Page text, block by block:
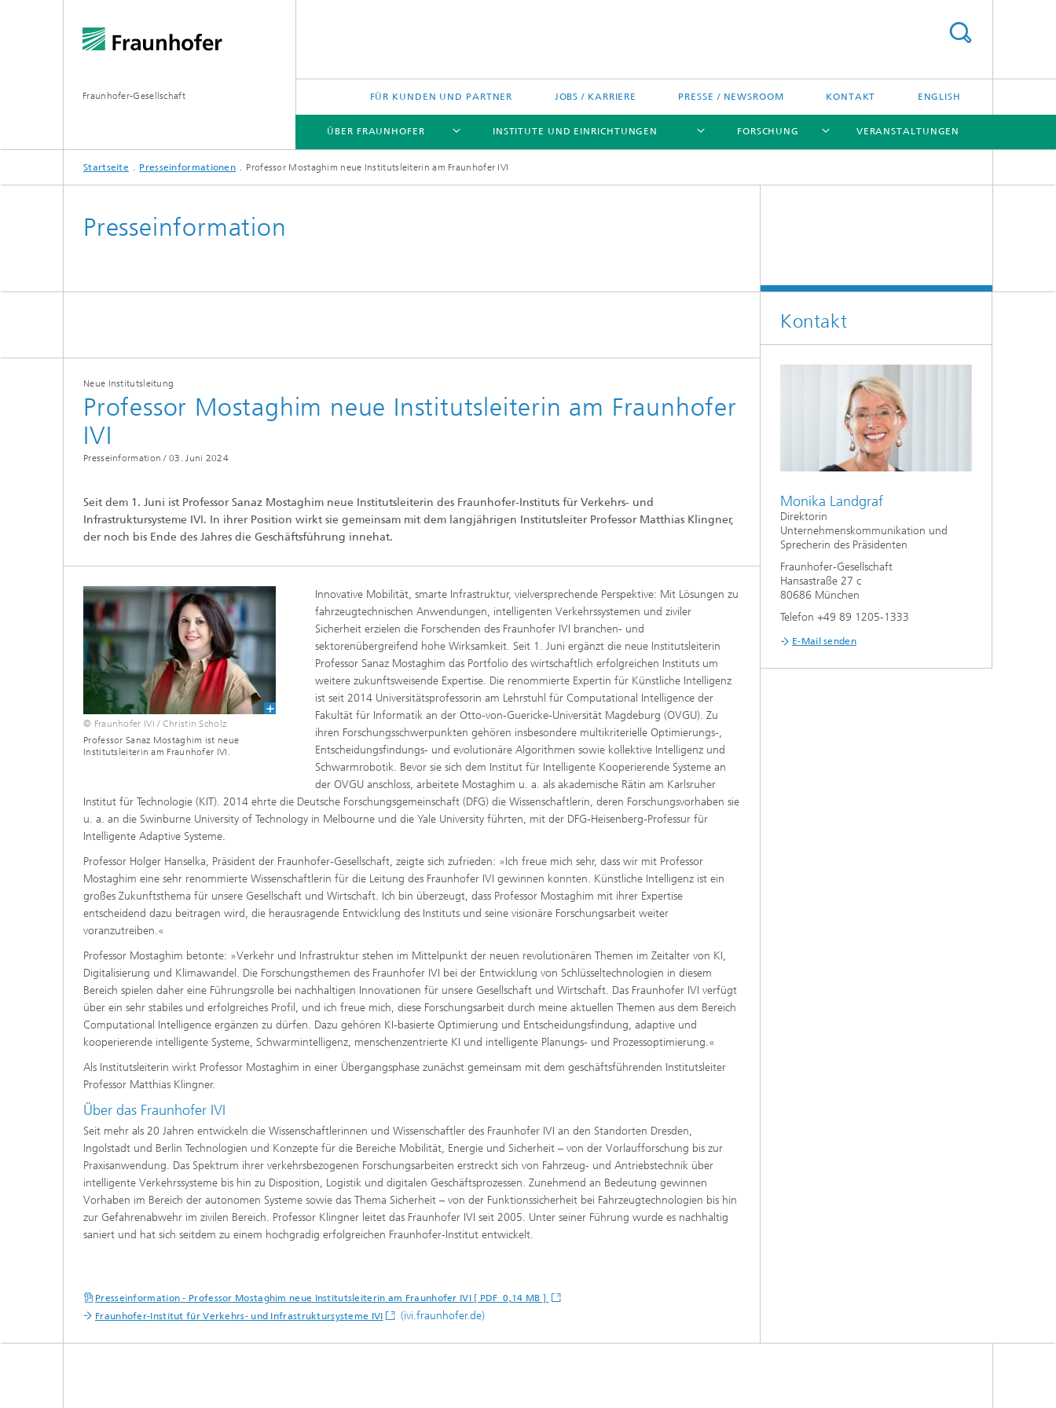
Fraunhofer-Gesellschaft FÜR KUNDEN UND PARTNER JOBS / KARRIERE PRESSE / NEWSROOM KONTAKT ENGLISH
ÜBER FRAUNHOFER
ÜBER FRAUNHOFER
Fraunhofer-Preisverleihung
INSTITUTE UND EINRICHTUNGEN
INSTITUTE UND EINRICHTUNGEN
Fraunhofer-Allianzen Nord- und Südamerika
FORSCHUNG
FORSCHUNG
Leitprojekte
VERANSTALTUNGEN
Startseite Presseinformationen Professor Mostaghim neue Institutsleiterin am Fraunhofer IVI
Presseinformation
Neue Institutsleitung
Professor Mostaghim neue Institutsleiterin am Fraunhofer
IVI
Presseinformation / 03. Juni 2024
Seit dem 1. Juni ist Professor Sanaz Mostaghim neue Institutsleiterin des Fraunhofer-Instituts für Verkehrs- und
Infrastruktursysteme IVI. In ihrer Position wirkt sie gemeinsam mit dem langjährigen Institutsleiter Professor Matthias Klingner,
der noch bis Ende des Jahres die Geschäftsführung innehat.
© Fraunhofer IVI / Christin Scholz
Professor Sanaz Mostaghim ist neue
Institutsleiterin am Fraunhofer IVI.
Innovative Mobilität, smarte Infrastruktur, vielversprechende Perspektive: Mit Lösungen zu
fahrzeugtechnischen Anwendungen, intelligenten Verkehrssystemen und ziviler
Sicherheit erzielen die Forschenden des Fraunhofer IVI branchen- und
sektorenübergreifend hohe Wirksamkeit. Seit 1. Juni ergänzt die neue Institutsleiterin
Professor Sanaz Mostaghim das Portfolio des wirtschaftlich erfolgreichen Instituts um
weitere zukunftsweisende Expertise. Die renommierte Expertin für Künstliche Intelligenz
ist seit 2014 Universitätsprofessorin am Lehrstuhl für Computational Intelligence der
Fakultät für Informatik an der Otto-von-Guericke-Universität Magdeburg (OVGU). Zu
ihren Forschungsschwerpunkten gehören insbesondere multikriterielle Optimierungs-,
Entscheidungsfindungs- und evolutionäre Algorithmen sowie kollektive Intelligenz und
Schwarmrobotik. Bevor sie sich dem Institut für Intelligente Kooperierende Systeme an
der OVGU anschloss, arbeitete Mostaghim u. a. als akademische Rätin am Karlsruher
Institut für Technologie (KIT). 2014 ehrte die Deutsche Forschungsgemeinschaft (DFG) die Wissenschaftlerin, deren Forschungsvorhaben sie
u. a. an die Swinburne University of Technology in Melbourne und die Yale University führten, mit der DFG-Heisenberg-Professur für
Intelligente Adaptive Systeme.
Professor Holger Hanselka, Präsident der Fraunhofer-Gesellschaft, zeigte sich zufrieden: »Ich freue mich sehr, dass wir mit Professor
Mostaghim eine sehr renommierte Wissenschaftlerin für die Leitung des Fraunhofer IVI gewinnen konnten. Künstliche Intelligenz ist ein
großes Zukunftsthema für unsere Gesellschaft und Wirtschaft. Ich bin überzeugt, dass Professor Mostaghim mit ihrer Expertise
entscheidend dazu beitragen wird, die herausragende Entwicklung des Instituts und seine visionäre Forschungsarbeit weiter
voranzutreiben.«
Professor Mostaghim betonte: »Verkehr und Infrastruktur stehen im Mittelpunkt der neuen revolutionären Themen im Zeitalter von KI,
Digitalisierung und Klimawandel. Die Forschungsthemen des Fraunhofer IVI bei der Entwicklung von Schlüsseltechnologien in diesem
Bereich spielen daher eine Führungsrolle bei nachhaltigen Innovationen für unsere Gesellschaft und Wirtschaft. Das Fraunhofer IVI verfügt
über ein sehr stabiles und erfolgreiches Profil, und ich freue mich, diese Forschungsarbeit durch meine aktuellen Themen aus dem Bereich
Computational Intelligence ergänzen zu dürfen. Dazu gehören KI-basierte Optimierung und Entscheidungsfindung, adaptive und
kooperierende intelligente Systeme, Schwarmintelligenz, menschenzentrierte KI und intelligente Planungs- und Prozessoptimierung.«
Als Institutsleiterin wirkt Professor Mostaghim in einer Übergangsphase zunächst gemeinsam mit dem geschäftsführenden Institutsleiter
Professor Matthias Klingner.
Über das Fraunhofer IVI
Seit mehr als 20 Jahren entwickeln die Wissenschaftlerinnen und Wissenschaftler des Fraunhofer IVI an den Standorten Dresden,
Ingolstadt und Berlin Technologien und Konzepte für die Bereiche Mobilität, Energie und Sicherheit – von der Vorlaufforschung bis zur
Praxisanwendung. Das Spektrum ihrer verkehrsbezogenen Forschungsarbeiten erstreckt sich von Fahrzeug- und Antriebstechnik über
intelligente Verkehrssysteme bis hin zu Disposition, Logistik und digitalen Geschäftsprozessen. Zunehmend an Bedeutung gewinnen
Vorhaben im Bereich der autonomen Systeme sowie das Thema Sicherheit – von der Funktionssicherheit bei Fahrzeugtechnologien bis hin
zur Gefahrenabwehr im zivilen Bereich. Professor Klingner leitet das Fraunhofer IVI seit 2005. Unter seiner Führung wurde es nachhaltig
saniert und hat sich seitdem zu einem hochgradig erfolgreichen Fraunhofer-Institut entwickelt.
Presseinformation - Professor Mostaghim neue Institutsleiterin am Fraunhofer IVI [ PDF 0,14 MB ]
Fraunhofer-Institut für Verkehrs- und Infrastruktursysteme IVI
(ivi.fraunhofer.de)
Kontakt
Monika Landgraf
Direktorin
Unternehmenskommunikation und
Sprecherin des Präsidenten
Fraunhofer-Gesellschaft
Hansastraße 27 c
80686 München
Telefon +49 89 1205-1333
E-Mail senden